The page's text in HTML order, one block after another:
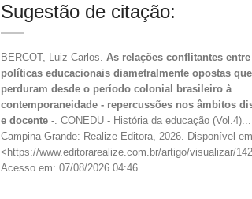
Sugestão de citação:
BERCOT, Luiz Carlos. As relações conflitantes entre
políticas educacionais diametralmente opostas que
perduram desde o período colonial brasileiro à
contemporaneidade - repercussões nos âmbitos
e docente -. CONEDU - História da educação (Vol.4)...
Campina Grande: Realize Editora, 2026. Disponível
<https://www.editorarealize.com.br/artigo/visualizar/
Acesso em: 07/08/2026 04:46